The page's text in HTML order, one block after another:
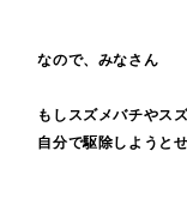
なので、みなさん
もしスズメバチやス
自分で駆除しようと